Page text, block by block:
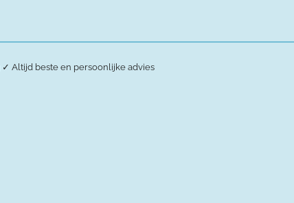
✓ Altijd beste en persoonlijke advies